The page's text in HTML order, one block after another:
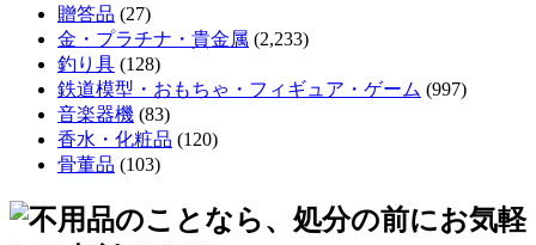
贈答品 (27)
金・プラチナ・貴金属 (2,233)
釣り具 (128)
鉄道模型・おもちゃ・フィギュア・ゲーム (997)
音楽器機 (83)
香水・化粧品 (120)
骨董品 (103)